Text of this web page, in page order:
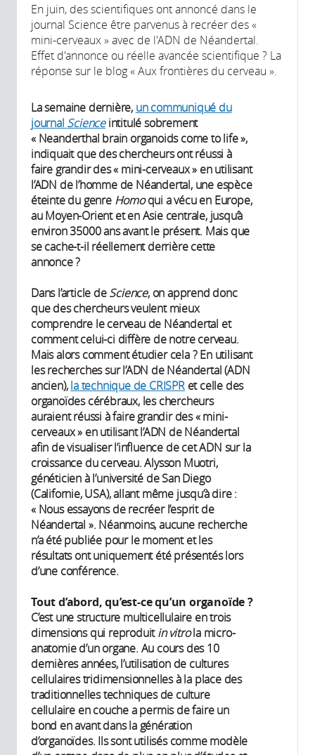
En juin, des scientifiques ont annoncé dans le
journal Science être parvenus à recréer des «
mini-cerveaux » avec de l'ADN de Néandertal.
Effet d'annonce ou réelle avancée scientifique ? La
réponse sur le blog « Aux frontières du cerveau ».
La semaine dernière, un communiqué du
journal Scienceintitulé sobrement
« Neanderthal brain organoids come to life »,
indiquait que des chercheurs ont réussi à
faire grandir des « mini-cerveaux » en utilisant
l’ADN de l’homme de Néandertal, une espèce
éteinte du genre Homoqui a vécu en Europe,
au Moyen-Orient et en Asie centrale, jusqu’à
environ 35000 ans avant le présent. Mais que
se cache-t-il réellement derrière cette
annonce ?
Dans l’article deScience, on apprend donc
que des chercheurs veulent mieux
comprendre le cerveau de Néandertal et
comment celui-ci diffère de notre cerveau.
Mais alors comment étudier cela ? En utilisant
les recherches sur l’ADN de Néandertal (ADN
ancien),la technique de CRISPRet celle des
organoïdes cérébraux, les chercheurs
auraient réussi à faire grandir des « mini-
cerveaux » en utilisant l’ADN de Néandertal
afin de visualiser l’influence de cet ADN sur la
croissance du cerveau. Alysson Muotri,
généticien à l’université de San Diego
(Californie, USA), allant même jusqu’à dire :
« Nous essayons de recréer l’esprit de
Néandertal ». Néanmoins, aucune recherche
n’a été publiée pour le moment et les
résultats ont uniquement été présentés lors
d’une conférence.
Tout d’abord, qu’est-ce qu’un organoïde ?
C’est une structure multicellulaire en trois
dimensions qui reproduitin vitrola micro-
anatomie d’un organe. Au cours des 10
dernières années, l’utilisation de cultures
cellulaires tridimensionnelles à la place des
traditionnelles techniques de culture
cellulaire en couche a permis de faire un
bond en avant dans la génération
d’organoïdes. Ils sont utilisés comme modèle